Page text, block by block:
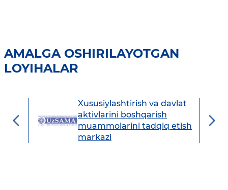
AMALGA OSHIRILAYOTGAN
LOYIHALAR
Xususiylashtirish va davlat
aktivlarini boshqarish
muammolarini tadqiq etish
markazi